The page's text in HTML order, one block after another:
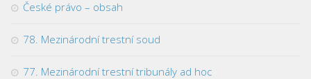
České právo – obsah
78. Mezinárodní trestní soud
77. Mezinárodní trestní tribunály ad hoc